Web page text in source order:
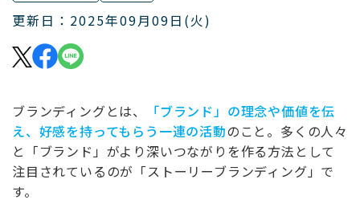
更新日：2025年09月09日(火)
ブランディングとは、
「ブランド」の理念や価値を伝
え、好感を持ってもらう一連の活動のこと。多くの人々
と「ブランド」がより深いつながりを作る方法として
注目されているのが「ストーリーブランディング」で
す。